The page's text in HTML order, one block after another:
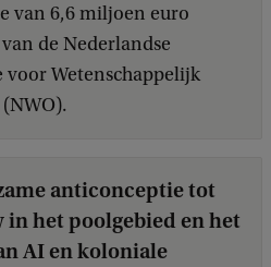
van 6,6 miljoen euro
de Nederlandse
voor Wetenschappelijk
anticonceptie tot
het poolgebied en het
AI en koloniale